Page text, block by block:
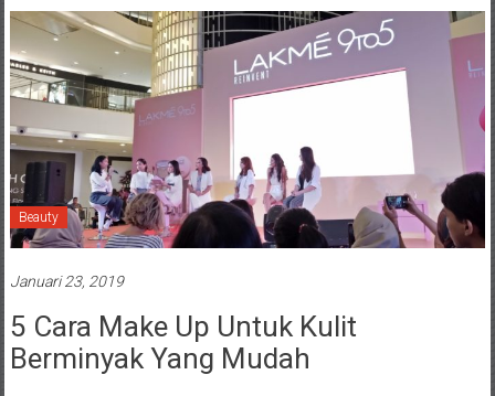
Beauty
Januari 23, 2019
5 Cara Make Up Untuk Kulit
Berminyak Yang Mudah